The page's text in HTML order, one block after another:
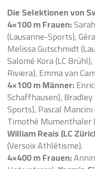
Die Selektionen von
4×100 m Frauen:
(Lausanne-Sports),
Melissa Gutschmidt
Salomé Kora (LC
Riviera), Emma van
4×100 m Männer:
Schaffhausen),
Sports), Pascal Mancini
Timothé Mumenthaler
William Reais (LC
(Versoix Athlétisme).
4×400 m Frauen: